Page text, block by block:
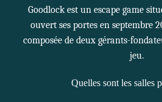
Goodlockest un escape game
ouvert ses portes en septembre
composée de deux gérants-
jeu.
Quelles sont les salles